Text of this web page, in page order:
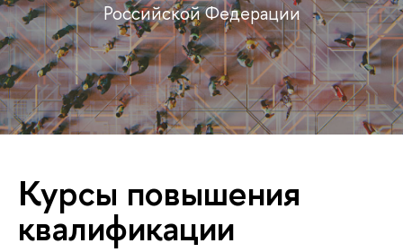
Российской Федерации
Курсы повышения
квалификации